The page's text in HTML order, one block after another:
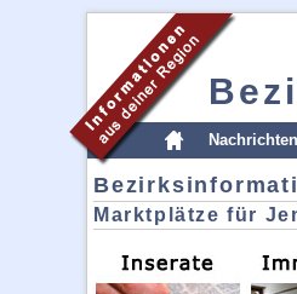
Nachrichten
Marktplätze für